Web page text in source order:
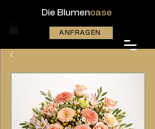
Die Blumenoase
ANFRAGEN